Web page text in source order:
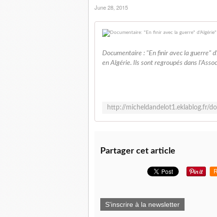
June 28, 2015
Documentaire : "En finir avec la guerre"
en Algérie. Ils sont regroupés dans
Partager cet article
S'inscrire à la newsletter